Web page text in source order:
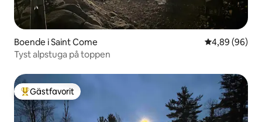
Boende i Saint Come 4,89 av 5 i
4,89 (96)
Tyst alpstuga på toppen
Populär gästfavorit
Gästfavorit